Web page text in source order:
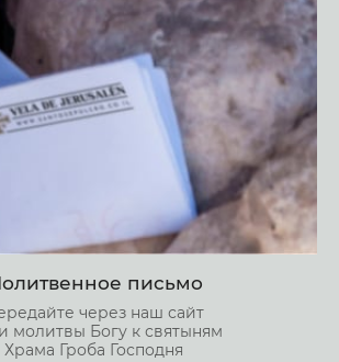
письмо
через наш сайт
молитвы Богу к святыням
Храма Гроба Господня